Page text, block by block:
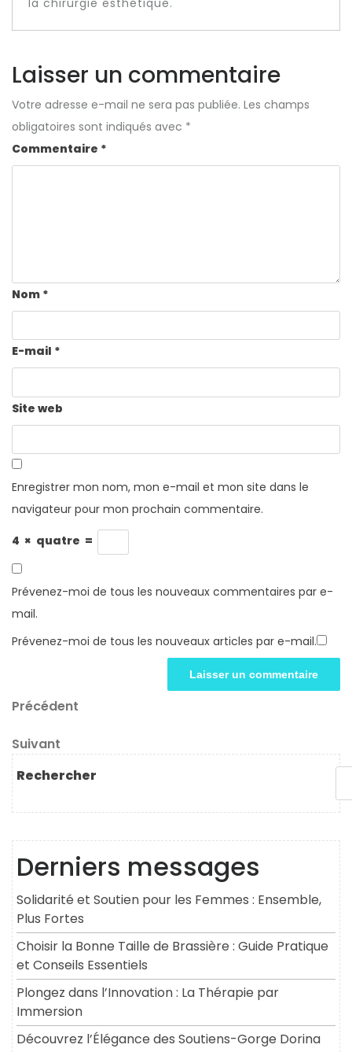
la chirurgie esthétique.
Laisser un commentaire
Votre adresse e-mail ne sera pas publiée. Les champs
obligatoires sont indiqués avec *
Commentaire *
Nom *
E-mail *
Site web
Enregistrer mon nom, mon e-mail et mon site dans le
navigateur pour mon prochain commentaire.
4 × quatre =
Prévenez-moi de tous les nouveaux commentaires par e-
mail.
Prévenez-moi de tous les nouveaux articles par e-mail.
Navigation
de
l’article
Article
Précédent
Article
suivant
Suivant
Rechercher
Derniers messages
Solidarité et Soutien pour les Femmes : Ensemble,
Plus Fortes
Choisir la Bonne Taille de Brassière : Guide Pratique
et Conseils Essentiels
Plongez dans l’Innovation : La Thérapie par
Immersion
Découvrez l’Élégance des Soutiens-Gorge Dorina